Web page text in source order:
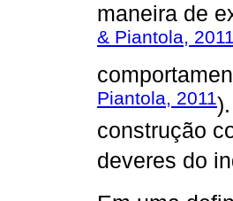
maneira de
& Piantola, 2011
Piantola, 2011
construção
deveres do